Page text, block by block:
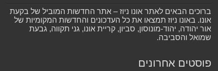
ברוכים הבאים לאתר אונו ניוז – אתר החדשות המוביל של בקעת
אונו. באונו ניוז תמצאו את כל העדכונים והחדשות המקומיות של
אור יהודה, יהוד-מונוסון, סביון, קריית אונו, גני תקווה, גבעת
שמואל והסביבה.
פוסטים אחרונים